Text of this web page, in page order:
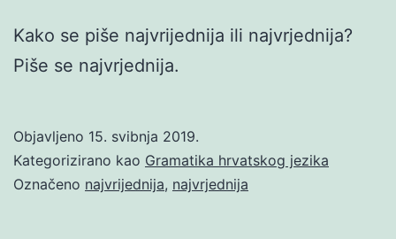
Kako se piše najvrijednija ili najvrjednija?
Piše se najvrjednija.
Objavljeno 15. svibnja 2019.
Kategorizirano kao Gramatika hrvatskog jezika
Označeno najvrijednija, najvrjednija